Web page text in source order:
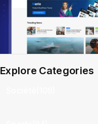
Explore Categories